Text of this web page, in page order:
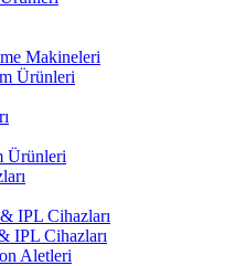
Makineleri
Ürünleri
Ürünleri
IPL Cihazları
IPL Cihazları
Aletleri